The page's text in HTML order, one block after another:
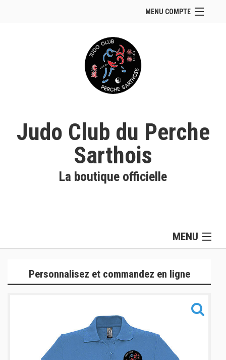
MENU COMPTE
Site Web du club
Se connecter
Panier ( vide )
Judo Club du Perche
Sarthois
La boutique officielle
MENU
Lifestyle
Sport
Accessoires
Sacs
Personnalisez et commandez en ligne